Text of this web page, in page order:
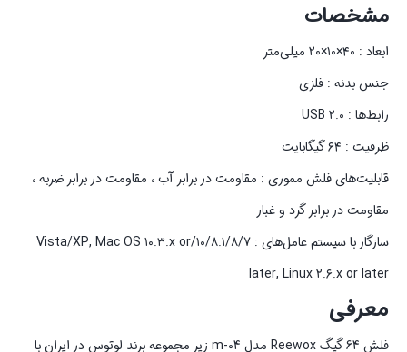
مشخصات
ابعاد : ۴۰×۱۰×۲۰ میلی‌متر
جنس بدنه : فلزی
رابط‌ها : USB ۲.۰
ظرفیت : ۶۴ گیگابایت
قابلیت‌های فلش مموری : مقاومت در برابر آب ، مقاومت در برابر ضربه ،
مقاومت در برابر گرد و غبار
سازگار با سیستم‌ عامل‌های : ۱۰/۸.۱/۸/۷/Vista/XP, Mac OS ۱۰.۳.x or
later, Linux ۲.۶.x or later
معرفی
فلش 64 گیگ Reewox مدل m-04 زیر مجموعه برند لوتوس در ایران با